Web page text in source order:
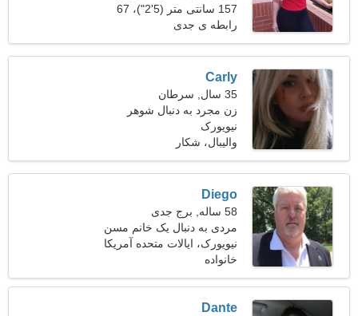
خانواده نیازمندم
157 سانتی متر (5'2")، 67
کیلوگرم (147 پوند)
رابطه ی جدی
Carly
35 سال, سرطان
زن مجرد به دنبال شوهر
نیویورک
والیبال، شکار
Diego
58 ساله, برج جدی
مردی به دنبال یک خانم مسن
50-53
نیویورک، ایالات متحده آمریکا
خانواده
Dante